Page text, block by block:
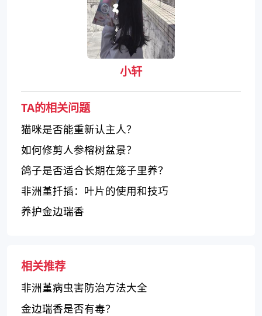
小轩
TA的相关问题
猫咪是否能重新认主人？
如何修剪人参榕树盆景？
鸽子是否适合长期在笼子里养？
非洲堇扦插：叶片的使用和技巧
养护金边瑞香
相关推荐
非洲堇病虫害防治方法大全
金边瑞香是否有毒？